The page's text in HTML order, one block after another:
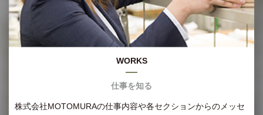
WORKS
仕事を知る
株式会社MOTOMURAの仕事内容や各セクションからのメッセ